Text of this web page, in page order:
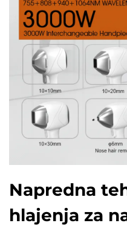
Napredna
hlajenja za